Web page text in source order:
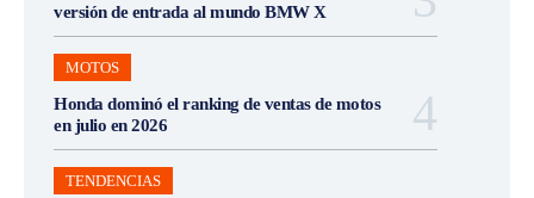
versión de entrada al mundo BMW X
MOTOS
Honda dominó el ranking de ventas de motos
en julio en 2026
TENDENCIAS